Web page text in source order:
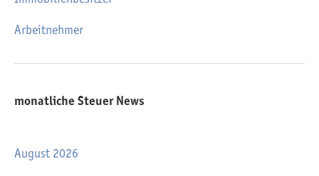
Arbeitnehmer
monatliche Steuer News
August 2026